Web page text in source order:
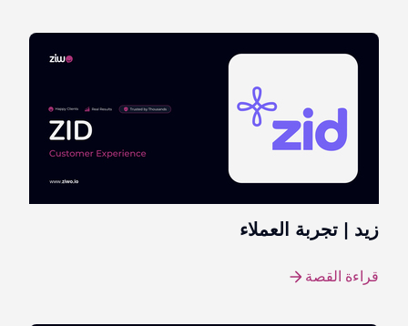
زيد | تجربة العملاء
قراءة القصة